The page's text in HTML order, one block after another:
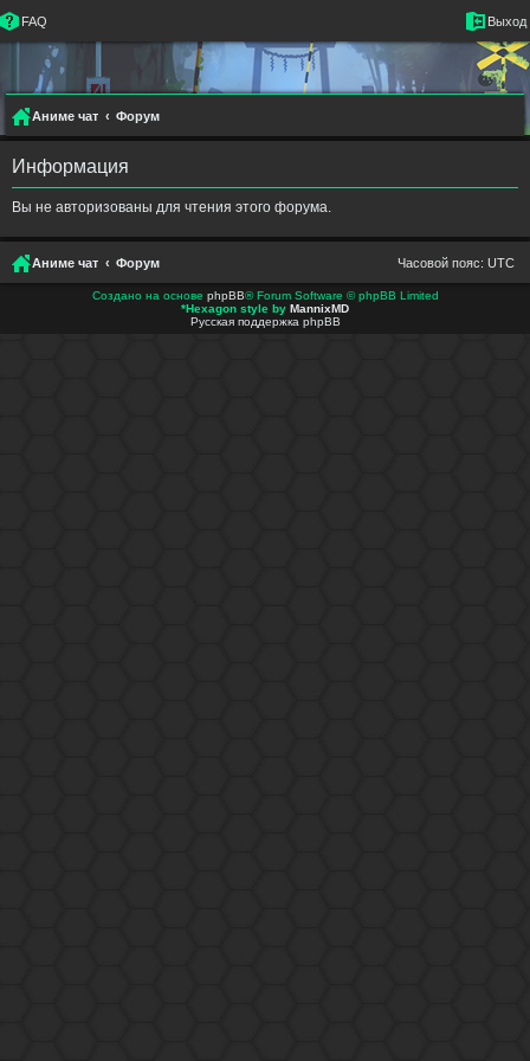
FAQ Выход
Аниме чат Форум
Информация
Вы не авторизованы для чтения этого форума.
Аниме чат Форум Часовой пояс: UTC
Создано на основе phpBB® Forum Software © phpBB Limited
*Hexagon style by MannixMD
Русская поддержка phpBB